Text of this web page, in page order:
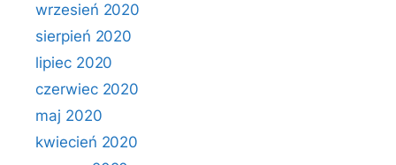
wrzesień 2020
sierpień 2020
lipiec 2020
czerwiec 2020
maj 2020
kwiecień 2020